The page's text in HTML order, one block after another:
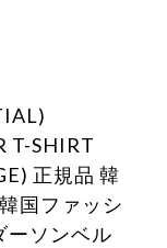
T-SHIRT
正規品 韓
国ファッシ
ーソンベル